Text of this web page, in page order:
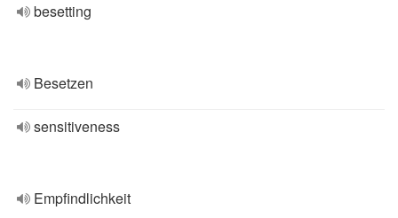
besetting
Besetzen
sensitiveness
Empfindlichkeit